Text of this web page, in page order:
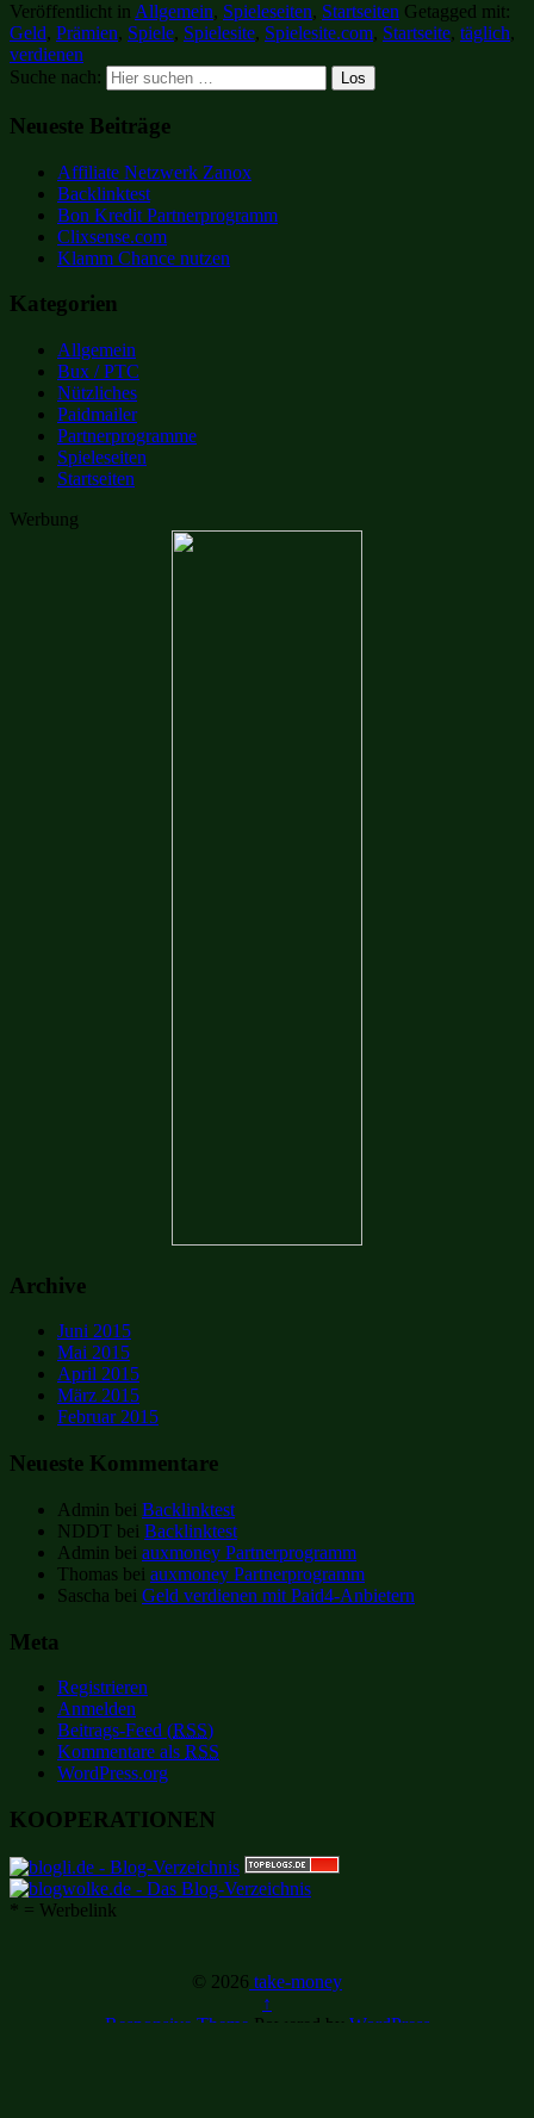
Veröffentlicht in Allgemein, Spieleseiten, Startseiten Getagged mit:
Geld, Prämien, Spiele, Spielesite, Spielesite.com, Startseite, täglich,
verdienen
Suche nach:
Neueste Beiträge
Affiliate Netzwerk Zanox
Backlinktest
Bon Kredit Partnerprogramm
Clixsense.com
Klamm Chance nutzen
Kategorien
Allgemein
Bux / PTC
Nützliches
Paidmailer
Partnerprogramme
Spieleseiten
Startseiten
Werbung
Archive
Juni 2015
Mai 2015
April 2015
März 2015
Februar 2015
Neueste Kommentare
Admin bei Backlinktest
NDDT bei Backlinktest
Admin bei auxmoney Partnerprogramm
Thomas bei auxmoney Partnerprogramm
Sascha bei Geld verdienen mit Paid4-Anbietern
Meta
Registrieren
Anmelden
Beitrags-Feed (RSS)
Kommentare als RSS
WordPress.org
KOOPERATIONEN
* = Werbelink
© 2026 take-money
↑
Responsive Theme Powered by WordPress